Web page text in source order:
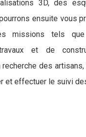
3D, des
ensuite vous
missions tels
et de
recherche des
et effectuer le suivi